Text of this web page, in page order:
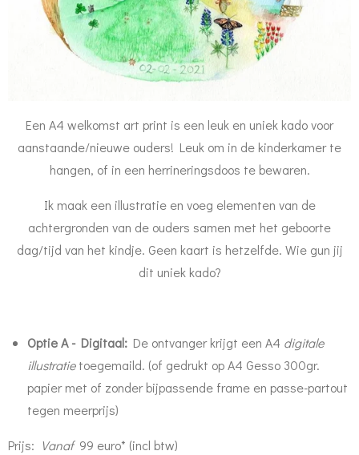
Een A4 welkomst art print is een leuk en uniek kado voor
aanstaande/nieuwe ouders! Leuk om in de kinderkamer te
hangen, of in een herrineringsdoos te bewaren.
Ik maak een illustratie en voeg elementen van de
achtergronden van de ouders samen met het geboorte
dag/tijd van het kindje. Geen kaart is hetzelfde. Wie gun jij
dit uniek kado?
Optie A - Digitaal: De ontvanger krijgt een A4 digitale
illustratietoegemaild. (of gedrukt op A4 Gesso 300gr.
papier met of zonder bijpassende frame en passe-partout
tegen meerprijs)
Prijs: Vanaf99 euro* (incl btw)